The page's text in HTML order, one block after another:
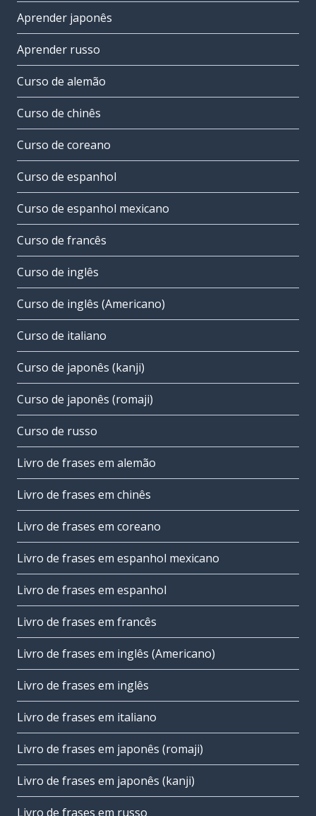
Aprender japonês
Aprender russo
Curso de alemão
Curso de chinês
Curso de coreano
Curso de espanhol
Curso de espanhol mexicano
Curso de francês
Curso de inglês
Curso de inglês (Americano)
Curso de italiano
Curso de japonês (kanji)
Curso de japonês (romaji)
Curso de russo
Livro de frases em alemão
Livro de frases em chinês
Livro de frases em coreano
Livro de frases em espanhol mexicano
Livro de frases em espanhol
Livro de frases em francês
Livro de frases em inglês (Americano)
Livro de frases em inglês
Livro de frases em italiano
Livro de frases em japonês (romaji)
Livro de frases em japonês (kanji)
Livro de frases em russo